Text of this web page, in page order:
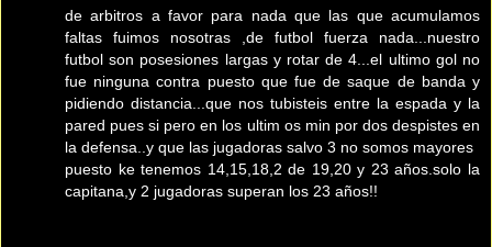
de arbitros a favor para nada que las que acumulamos
faltas fuimos nosotras ,de futbol fuerza nada...nuestro
futbol son posesiones largas y rotar de 4...el ultimo gol no
fue ninguna contra puesto que fue de saque de banda y
pidiendo distancia...que nos tubisteis entre la espada y la
pared pues si pero en los ultim os min por dos despistes en
la defensa..y que las jugadoras salvo 3 no somos mayores
puesto ke tenemos 14,15,18,2 de 19,20 y 23 años.solo la
capitana,y 2 jugadoras superan los 23 años!!